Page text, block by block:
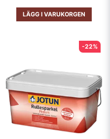
LÄGG I VARUKORGEN
-22%